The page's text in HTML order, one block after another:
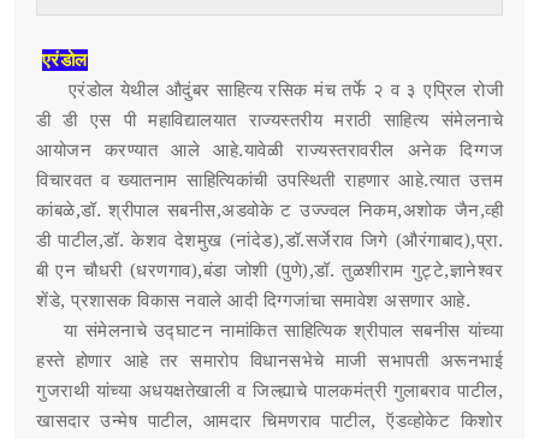
SUB MENU 3
PARENTAL MENU
PARENTAL MENU
PARENTAL MENU
PARENTAL MENU
SUB MENU 4
एरंडोल
एरंडोल येथील औदुंबर साहित्य रसिक मंच तर्फे २ व ३ एप्रिल रोजी
डी डी एस पी महाविद्यालयात राज्यस्तरीय मराठी साहित्य संमेलनाचे
आयोजन करण्यात आले आहे.यावेळी राज्यस्तरावरील अनेक दिग्गज
विचारवत व ख्यातनाम साहित्यिकांची उपस्थिती राहणार आहे.त्यात उत्तम
कांबळे,डॉ. श्रीपाल सबनीस,अडवोके ट उज्ज्वल निकम,अशोक जैन,व्ही
डी पाटील,डॉ. केशव देशमुख (नांदेड),डॉ.सर्जेराव जिगे (औरंगाबाद),प्रा.
बी एन चौधरी (धरणगाव),बंडा जोशी (पुणे),डॉ. तुळशीराम गुट्टे,ज्ञानेश्वर
शेंडे, प्रशासक विकास नवाले आदी दिग्गजांचा समावेश असणार आहे.
या संमेलनाचे उद्घाटन नामांकित साहित्यिक श्रीपाल सबनीस यांच्या
हस्ते होणार आहे तर समारोप विधानसभेचे माजी सभापती अरूनभाई
गुजराथी यांच्या अधयक्षतेखाली व जिल्ह्याचे पालकमंत्री गुलाबराव पाटील,
खासदार उन्मेष पाटील, आमदार चिमणराव पाटील, ऍडव्होकेट किशोर